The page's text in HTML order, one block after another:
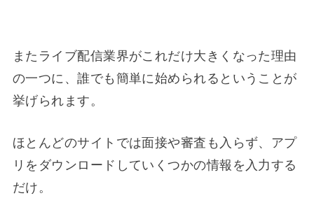
またライブ配信業界がこれだけ大きくなった理由
の一つに、誰でも簡単に始められるということが
挙げられます。
ほとんどのサイトでは面接や審査も入らず、アプ
リをダウンロードしていくつかの情報を入力する
だけ。